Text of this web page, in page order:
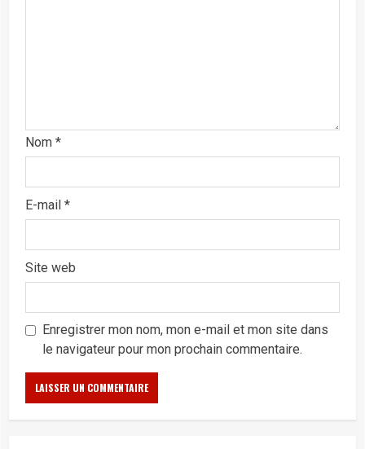
Nom *
E-mail *
Site web
Enregistrer mon nom, mon e-mail et mon site dans
le navigateur pour mon prochain commentaire.